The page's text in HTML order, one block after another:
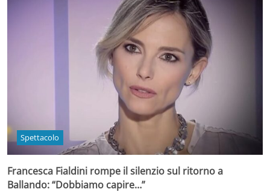
Spettacolo
Francesca Fialdini rompe il silenzio sul ritorno a
Ballando: “Dobbiamo capire…”